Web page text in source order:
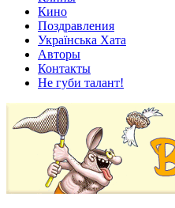
Кино
Поздравления
Українська Хата
Авторы
Контакты
Не губи талант!